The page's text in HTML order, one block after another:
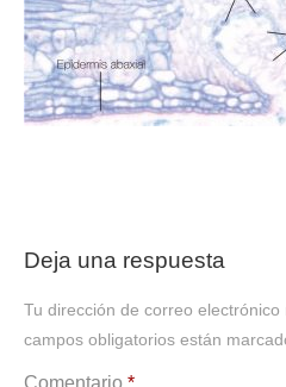
Deja una respuesta
Tu dirección de correo electrónico
campos obligatorios están